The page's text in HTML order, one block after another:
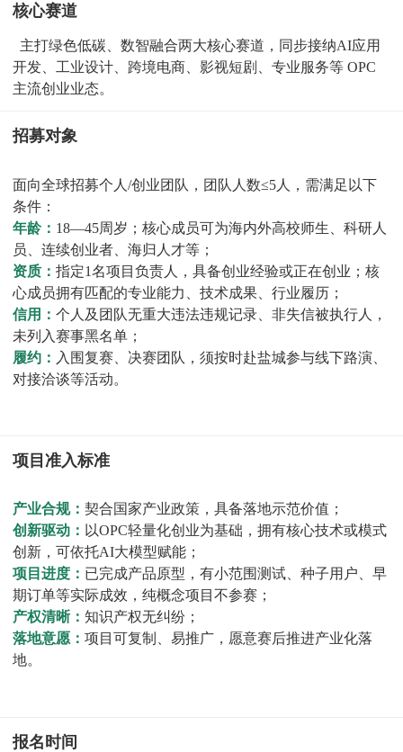
核心赛道
主打绿色低碳、数智融合两大核心赛道，同步接纳AI应用
开发、工业设计、跨境电商、影视短剧、专业服务等 OPC
主流创业业态。
招募对象
面向全球招募个人/创业团队，团队人数≤5人，需满足以下
条件：
年龄： 18—45周岁；核心成员可为海内外高校师生、科研人
员、连续创业者、海归人才等；
资质：指定1名项目负责人，具备创业经验或正在创业；核
心成员拥有匹配的专业能力、技术成果、行业履历；
信用：个人及团队无重大违法违规记录、非失信被执行人，
未列入赛事黑名单；
履约： 入围复赛、决赛团队，须按时赴盐城参与线下路演、
对接洽谈等活动。
项目准入标准
产业合规：契合国家产业政策，具备落地示范价值；
创新驱动： 以OPC轻量化创业为基础，拥有核心技术或模式
创新，可依托AI大模型赋能；
项目进度： 已完成产品原型，有小范围测试、种子用户、早
期订单等实际成效，纯概念项目不参赛；
产权清晰：知识产权无纠纷；
落地意愿：项目可复制、易推广，愿意赛后推进产业化落
地。
报名时间